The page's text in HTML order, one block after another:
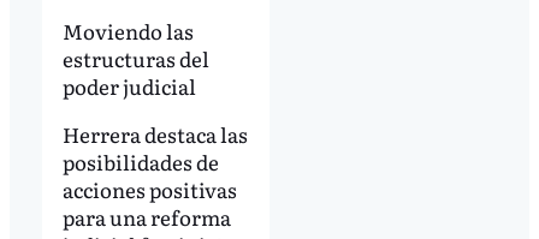
Moviendo las
estructuras del
poder judicial
Herrera destaca las
posibilidades de
acciones positivas
para una reforma